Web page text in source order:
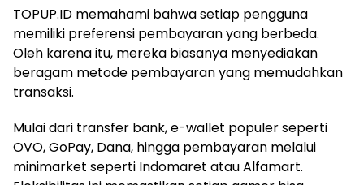
TOPUP.ID memahami bahwa setiap pengguna
memiliki preferensi pembayaran yang berbeda.
Oleh karena itu, mereka biasanya menyediakan
beragam metode pembayaran yang memudahkan
transaksi.
Mulai dari transfer bank, e-wallet populer seperti
OVO, GoPay, Dana, hingga pembayaran melalui
minimarket seperti Indomaret atau Alfamart.